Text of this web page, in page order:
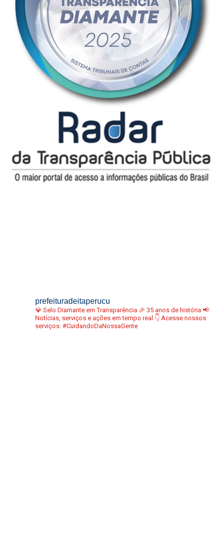
prefeituradeitaperucu
💎 Selo Diamante em Transparência 🎉 35 anos de história 📢
Notícias, serviços e ações em tempo real 👇 Acesse nossos
serviços: #CuidandoDaNossaGente